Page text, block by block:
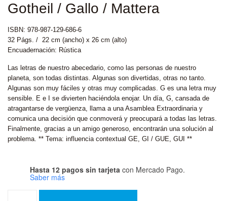
Gotheil / Gallo / Mattera
ISBN: 978-987-129-686-6
32 Págs. / 22 cm (ancho) x 26 cm (alto)
Encuadernación: Rústica
Las letras de nuestro abecedario, como las personas de nuestro
planeta, son todas distintas. Algunas son divertidas, otras no tanto.
Algunas son muy fáciles y otras muy complicadas. G es una letra muy
sensible. E e I se divierten haciéndola enojar. Un día, G, cansada de
atragantarse de vergüenza, llama a una Asamblea Extraordinaria y
comunica una decisión que conmoverá y preocupará a todas las letras.
Finalmente, gracias a un amigo generoso, encontrarán una solución al
problema. ** Tema: influencia contextual GE, GI / GUE, GUI **
Hasta 12 pagos sin tarjeta con Mercado Pago.
Saber más